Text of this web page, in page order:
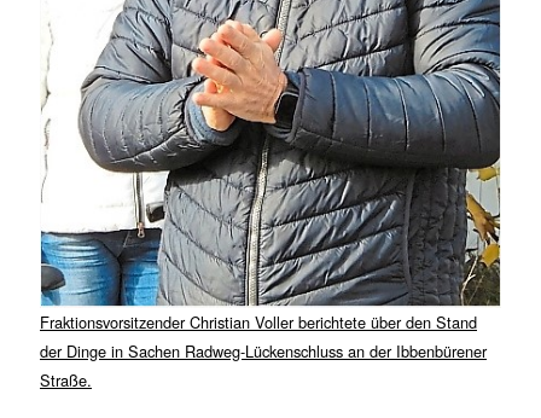
Fraktionsvorsitzender Christian Voller berichtete über den Stand
der Dinge in Sachen Radweg-Lückenschluss an der Ibbenbürener
Straße.